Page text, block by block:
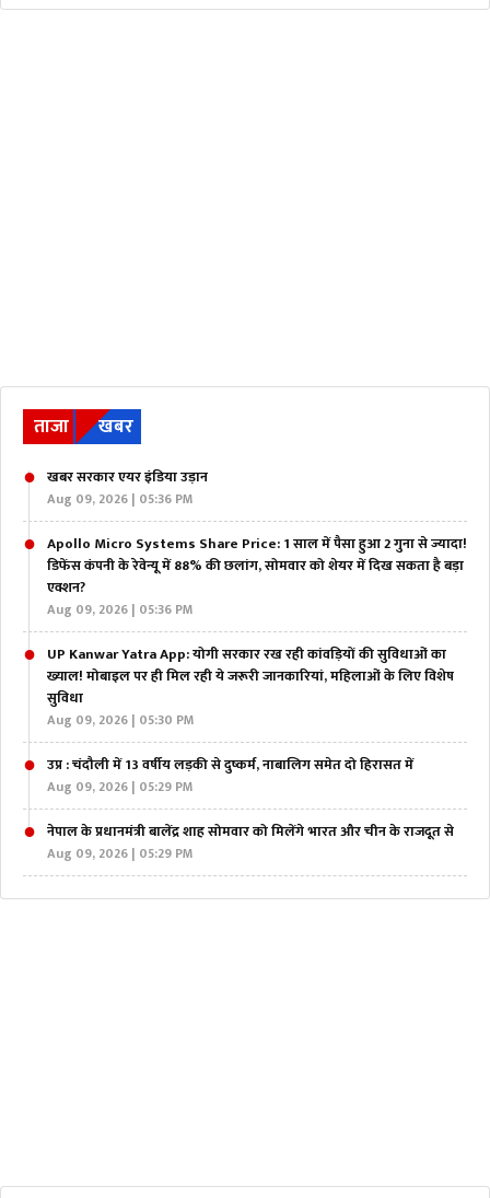
ताजा खबर
खबर सरकार एयर इंडिया उड़ान
Aug 09, 2026 | 05:36 PM
Apollo Micro Systems Share Price: 1 साल में पैसा हुआ 2 गुना से ज्यादा!
डिफेंस कंपनी के रेवेन्यू में 88% की छलांग, सोमवार को शेयर में दिख सकता है बड़ा
एक्शन?
Aug 09, 2026 | 05:36 PM
UP Kanwar Yatra App: योगी सरकार रख रही कांवड़ियों की सुविधाओं का
ख्याल! मोबाइल पर ही मिल रही ये जरूरी जानकारियां, महिलाओं के लिए विशेष
सुविधा
Aug 09, 2026 | 05:30 PM
उप्र : चंदौली में 13 वर्षीय लड़की से दुष्कर्म, नाबालिग समेत दो हिरासत में
Aug 09, 2026 | 05:29 PM
नेपाल के प्रधानमंत्री बालेंद्र शाह सोमवार को मिलेंगे भारत और चीन के राजदूत से
Aug 09, 2026 | 05:29 PM